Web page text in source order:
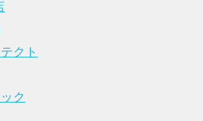
クト
ク